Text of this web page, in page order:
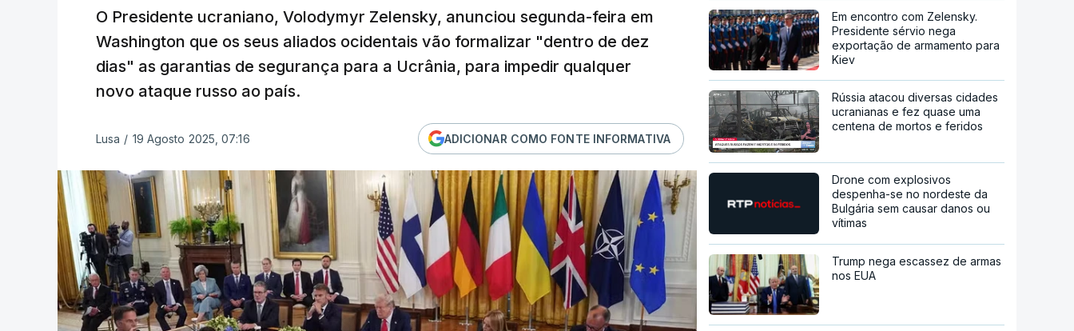
O Presidente ucraniano, Volodymyr Zelensky, anunciou segunda-feira em
Washington que os seus aliados ocidentais vão formalizar "dentro de dez
dias" as garantias de segurança para a Ucrânia, para impedir qualquer
novo ataque russo ao país.
Lusa / 19 Agosto 2025, 07:16 ADICIONAR COMO FONTE INFORMATIVA
Em encontro com Zelensky.
Presidente sérvio nega
exportação de armamento para
Kiev
Rússia atacou diversas cidades
ucranianas e fez quase uma
centena de mortos e feridos
Drone com explosivos
despenha-se no nordeste da
Bulgária sem causar danos ou
vítimas
Trump nega escassez de armas
nos EUA